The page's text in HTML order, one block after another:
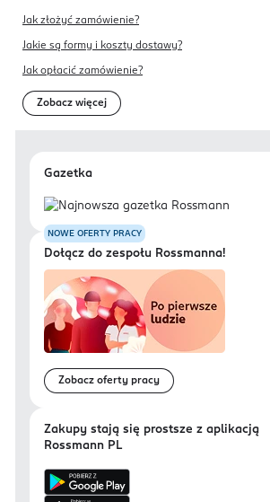
Jak złożyć zamówienie?
Jakie są formy i koszty dostawy?
Jak opłacić zamówienie?
Zobacz więcej
Gazetka
NOWE OFERTY PRACY
Dołącz do zespołu Rossmanna!
Zobacz oferty pracy
Zakupy stają się prostsze z aplikacją
Rossmann PL